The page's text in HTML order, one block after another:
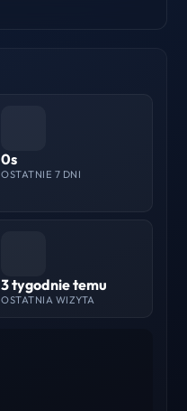
0s
OSTATNIE 7 DNI
3 tygodnie temu
OSTATNIA WIZYTA